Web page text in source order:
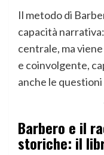
Il metodo di
capacità
centrale, ma
e coinvolgente,
anche le
Barbero e il
storiche: il